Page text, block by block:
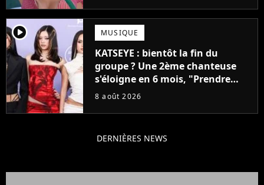
player2 MUSIQUE
KATSEYE : bientôt la fin du
groupe ? Une 2ème chanteuse
s'éloigne en 6 mois, "Prendre
cette décision n’a pas été facile"
8 août 2026
DERNIÈRES NEWS